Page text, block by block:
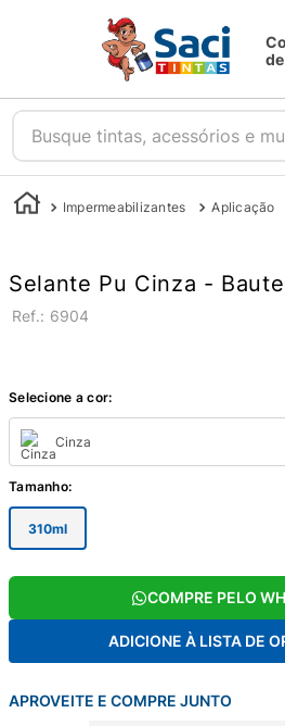
Busque tintas, acessórios e muito
Impermeabilizantes Aplicação
Selante Pu Cinza -
: 6904
Selecione a cor:
Cinza
Tamanho:
310ml
COMPRE PELO
ADICIONE À LISTA DE
APROVEITE E COMPRE JUNTO